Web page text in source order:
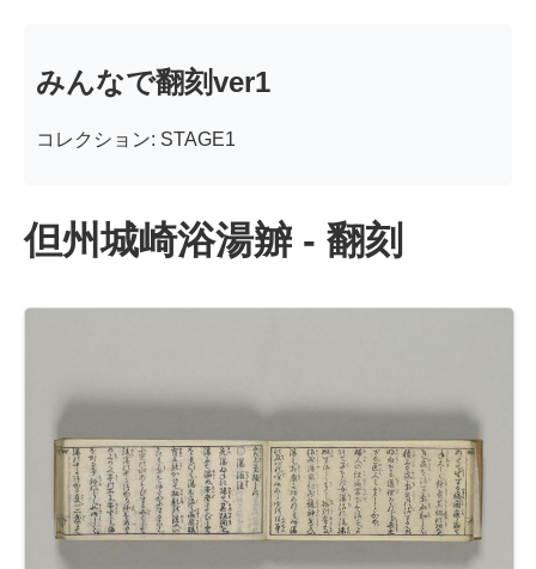
みんなで翻刻ver1
コレクション: STAGE1
但州城崎浴湯辧 - 翻刻